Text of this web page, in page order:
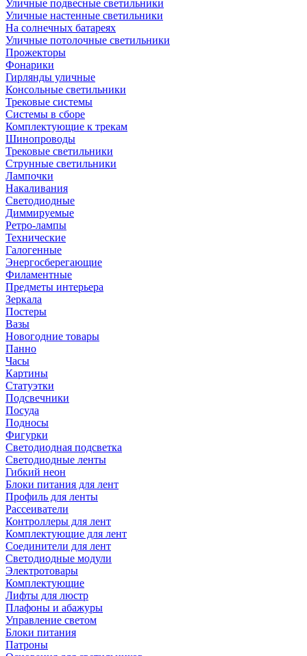
Уличные подвесные светильники
Уличные настенные светильники
На солнечных батареях
Уличные потолочные светильники
Прожекторы
Фонарики
Гирлянды уличные
Консольные светильники
Трековые системы
Системы в сборе
Комплектующие к трекам
Шинопроводы
Трековые светильники
Струнные светильники
Лампочки
Накаливания
Светодиодные
Диммируемые
Ретро-лампы
Технические
Галогенные
Энергосберегающие
Филаментные
Предметы интерьера
Зеркала
Постеры
Вазы
Новогодние товары
Панно
Часы
Картины
Статуэтки
Подсвечники
Посуда
Подносы
Фигурки
Светодиодная подсветка
Светодиодные ленты
Гибкий неон
Блоки питания для лент
Профиль для ленты
Рассеиватели
Контроллеры для лент
Комплектующие для лент
Соединители для лент
Светодиодные модули
Электротовары
Комплектующие
Лифты для люстр
Плафоны и абажуры
Управление светом
Блоки питания
Патроны